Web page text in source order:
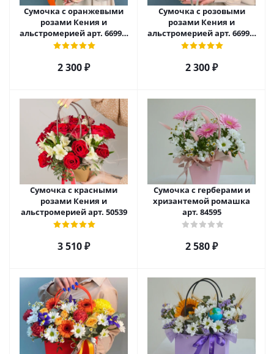
Сумочка с оранжевыми
розами Кения и
альстромерией арт. 66996-
Р
2 300₽
Сумочка с розовыми
розами Кения и
альстромерией арт. 66996-
Р
2 300₽
Сумочка с красными
розами Кения и
альстромерией арт. 50539
3 510₽
Сумочка с герберами и
хризантемой ромашка
арт. 84595
2 580₽